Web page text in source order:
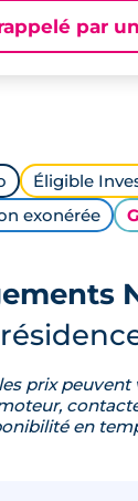
par
Éligible
exonérée
prix peuvent
en